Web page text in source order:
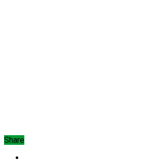
Share